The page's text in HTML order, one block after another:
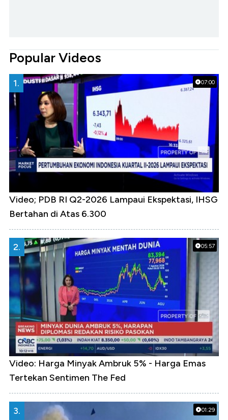
Popular Videos
07:00
1.
Video; PDB RI Q2-2026 Lampaui Ekspektasi, IHSG
Bertahan di Atas 6.300
05:57
2.
Video: Harga Minyak Ambruk 5% - Harga Emas
Tertekan Sentimen The Fed
01:29
3.